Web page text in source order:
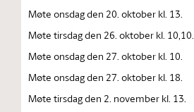
Møte onsdag den 20. oktober kl. 13.
Møte tirsdag den 26. oktober kl. 10,10.
Møte onsdag den 27. oktober kl. 10.
Møte onsdag den 27. oktober kl. 18.
Møte tirsdag den 2. november kl. 13.